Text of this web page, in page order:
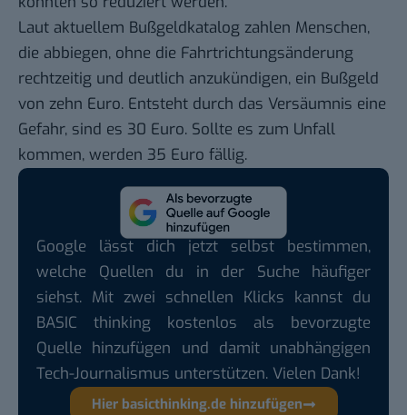
Laut aktuellem Bußgeldkatalog zahlen Menschen,
die abbiegen, ohne die Fahrtrichtungsänderung
rechtzeitig und deutlich anzukündigen, ein Bußgeld
von zehn Euro. Entsteht durch das Versäumnis eine
Gefahr, sind es 30 Euro. Sollte es zum Unfall
kommen, werden 35 Euro fällig.
Google lässt dich jetzt selbst bestimmen,
welche Quellen du in der Suche häufiger
siehst. Mit zwei schnellen Klicks kannst du
BASIC thinking kostenlos als bevorzugte
Quelle hinzufügen und damit unabhängigen
Tech-Journalismus unterstützen. Vielen Dank!
Hier basicthinking.de hinzufügen